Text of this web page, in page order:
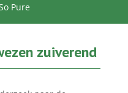
Pure
zuiverend